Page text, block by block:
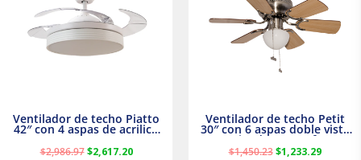
Ventilador de techo Piatto
42″ con 4 aspas de acrilico
transparente
$2,986.97 $2,617.20
Ventilador de techo Petit
30″ con 6 aspas doble vista
Satinado Masterfan
$1,450.23 $1,233.29